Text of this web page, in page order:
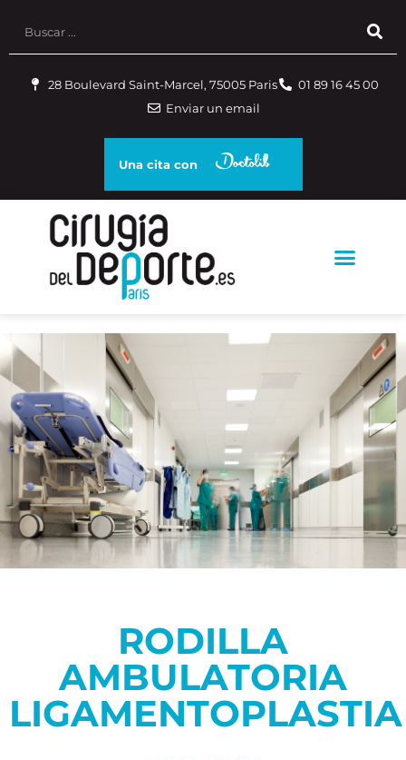
28 Boulevard Saint-Marcel, 75005 Paris
01 89 16 45 00
Enviar un email
Una cita con
RODILLA
AMBULATORIA
LIGAMENTOPLASTIA